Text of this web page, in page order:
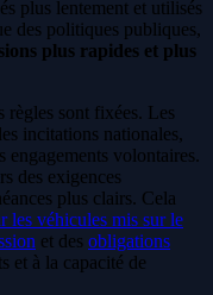
plus lentement et utilisés
des politiques publiques,
plus rapides et plus
règles sont fixées. Les
incitations nationales,
engagements volontaires.
des exigences
plus clairs. Cela
les véhicules mis sur le
et des obligations
et à la capacité de